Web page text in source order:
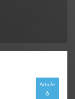
Article
6